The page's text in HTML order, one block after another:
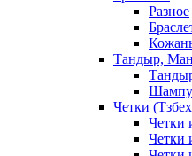
Разное
Тандыр,
Четки
Четки
Четки